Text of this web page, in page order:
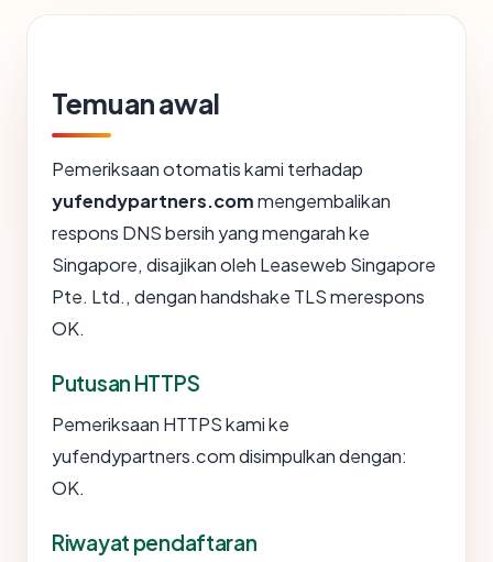
Temuan awal
Pemeriksaan otomatis kami terhadap
yufendypartners.commengembalikan
respons DNS bersih yang mengarah ke
Singapore, disajikan oleh Leaseweb Singapore
Pte. Ltd., dengan handshake TLS merespons
OK.
Putusan HTTPS
Pemeriksaan HTTPS kami ke
yufendypartners.com disimpulkan dengan:
OK.
Riwayat pendaftaran